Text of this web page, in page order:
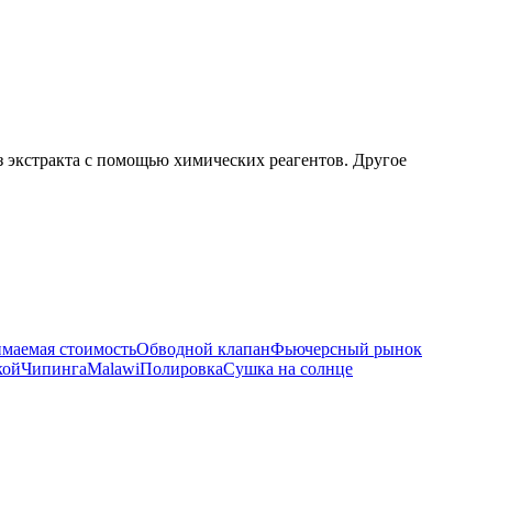
экстракта с помощью химических реагентов. Другое
стоимостьОбводной клапанФьючерсный рынок
ЧипингаMalawiПолировкаСушка на солнце